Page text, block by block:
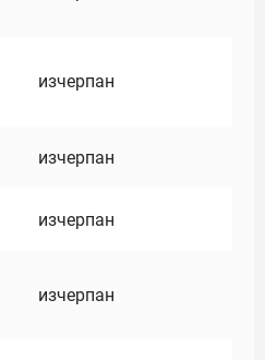
изчерпан
изчерпан
изчерпан
изчерпан